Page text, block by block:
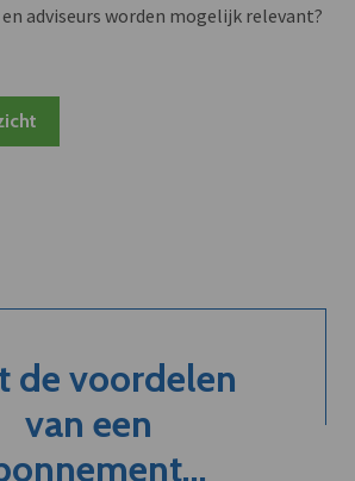
adviseurs worden mogelijk relevant?
de voordelen
van een